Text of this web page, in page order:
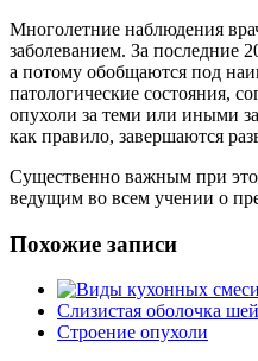
Многолетние наблюдения
заболеванием. За последние
а потому обобщаются под
патологические состояния,
опухоли за теми или иными
как правило, завершаются
Существенно важным при
ведущим во всем учении о
Похожие записи
Слизистая оболочка
Строение опухоли